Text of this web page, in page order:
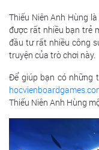
Thiếu Niên Anh Hùng
được rất nhiều bạn trẻ
đầu tư rất nhiều công
truyện của trò chơi này.
Để giúp bạn có những
Thiếu Niên Anh Hùng